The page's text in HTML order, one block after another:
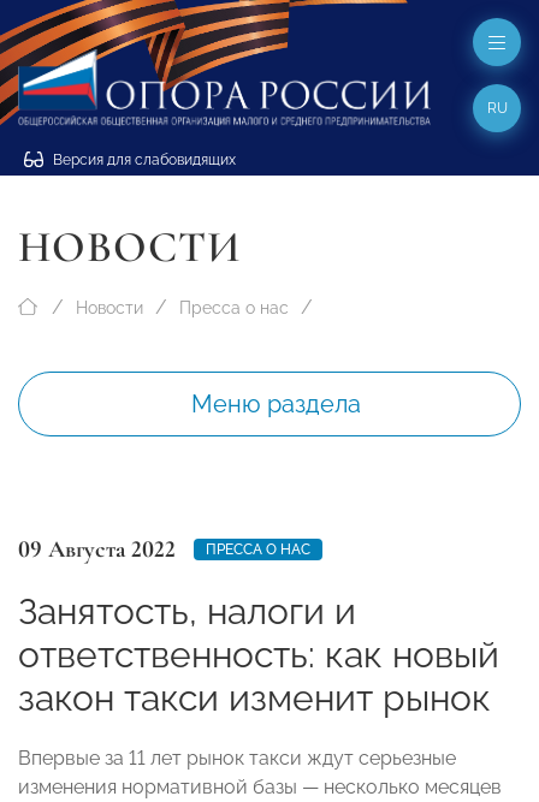
Версия для слабовидящих
RU
НОВОСТИ
Новости Пресса о нас
Меню раздела
09 Августа 2022 ПРЕССА О НАС
Занятость, налоги и
ответственность: как новый
закон такси изменит рынок
Впервые за 11 лет рынок такси ждут серьезные
изменения нормативной базы — несколько месяцев